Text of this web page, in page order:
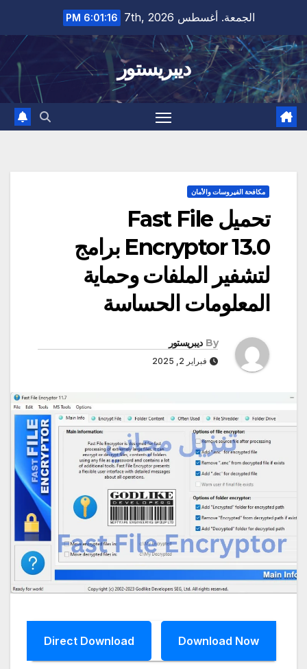
content
الجمعة. أغسطس 7th, 2026 6:01:17 PM
ديبريستور
مكافحة الفيروسات والأمان
تحميل Fast File
Encryptor 13.0 برامج
لتشفير الملفات وحماية
المعلومات الحساسة
By ديبريستور
فبراير 2, 2025
Download Now
Direct Download